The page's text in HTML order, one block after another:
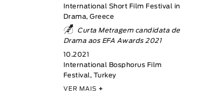
International Short Film Festival in
Drama, Greece
Curta Metragem candidata de
Drama aos EFA Awards 2021
10.2021
International Bosphorus Film
Festival, Turkey
VER MAIS +